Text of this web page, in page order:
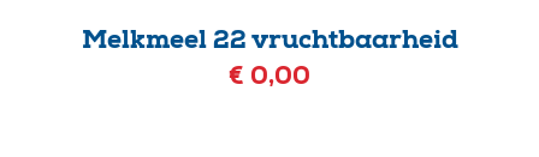
Melkmeel 22 vruchtbaarheid
€ 0,00